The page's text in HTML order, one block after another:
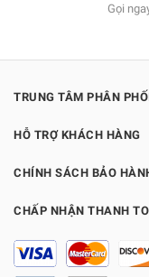
Gọi
TRUNG TÂM PHÂN
HỖ TRỢ KHÁCH HÀNG
CHÍNH SÁCH BẢO
CHẤP NHẬN THANH